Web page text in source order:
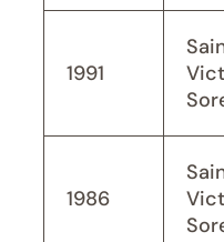
1991
1986